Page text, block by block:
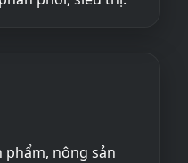
phẩm, nông sản